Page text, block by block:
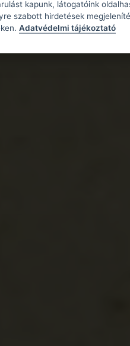
kapunk, látogatóink
szabott hirdetések
Adatvédelmi tájékoztató